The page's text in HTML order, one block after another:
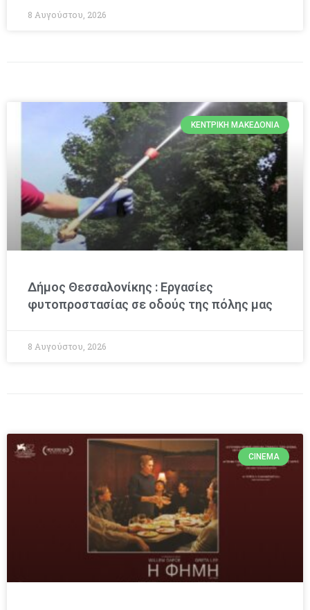
8 Αυγούστου, 2026
ΚΕΝΤΡΙΚΉ ΜΑΚΕΔΟΝΊΑ
Δήμος Θεσσαλονίκης : Εργασίες
φυτοπροστασίας σε οδούς της πόλης μας
8 Αυγούστου, 2026
CINEMA